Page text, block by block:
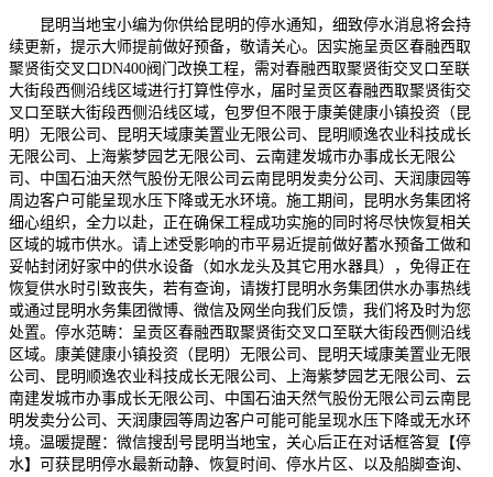
昆明当地宝小编为你供给昆明的停水通知，细致停水消息将会持
续更新，提示大师提前做好预备，敬请关心。因实施呈贡区春融西取
聚贤街交叉口DN400阀门改换工程，需对春融西取聚贤街交叉口至联
大街段西侧沿线区域进行打算性停水，届时呈贡区春融西取聚贤街交
叉口至联大街段西侧沿线区域，包罗但不限于康美健康小镇投资（昆
明）无限公司、昆明天域康美置业无限公司、昆明顺逸农业科技成长
无限公司、上海紫梦园艺无限公司、云南建发城市办事成长无限公
司、中国石油天然气股份无限公司云南昆明发卖分公司、天润康园等
周边客户可能呈现水压下降或无水环境。施工期间，昆明水务集团将
细心组织，全力以赴，正在确保工程成功实施的同时将尽快恢复相关
区域的城市供水。请上述受影响的市平易近提前做好蓄水预备工做和
妥帖封闭好家中的供水设备（如水龙头及其它用水器具），免得正在
恢复供水时引致丧失，若有查询，请拨打昆明水务集团供水办事热线
或通过昆明水务集团微博、微信及网坐向我们反馈，我们将及时为您
处置。停水范畴：呈贡区春融西取聚贤街交叉口至联大街段西侧沿线
区域。康美健康小镇投资（昆明）无限公司、昆明天域康美置业无限
公司、昆明顺逸农业科技成长无限公司、上海紫梦园艺无限公司、云
南建发城市办事成长无限公司、中国石油天然气股份无限公司云南昆
明发卖分公司、天润康园等周边客户可能可能呈现水压下降或无水环
境。温暖提醒：微信搜刮号昆明当地宝，关心后正在对话框答复【停
水】可获昆明停水最新动静、恢复时间、停水片区、以及船脚查询、